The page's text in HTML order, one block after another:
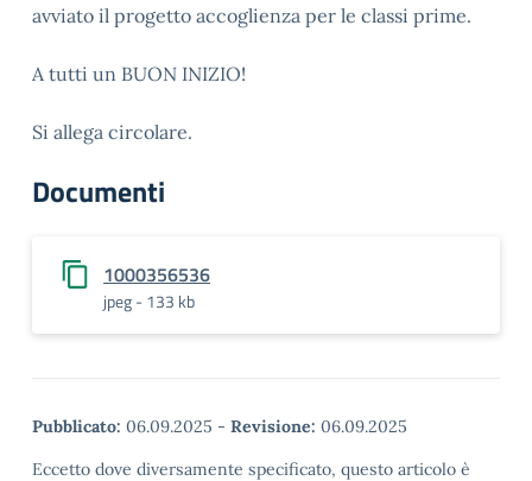
avviato il progetto accoglienza per le classi prime.
A tutti un BUON INIZIO!
Si allega circolare.
Documenti
1000356536
jpeg - 133 kb
Pubblicato: 06.09.2025 - Revisione: 06.09.2025
Eccetto dove diversamente specificato, questo articolo è